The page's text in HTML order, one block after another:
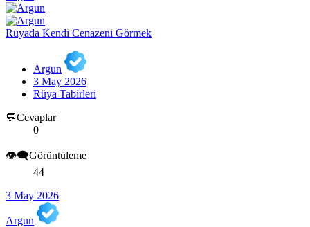
Rüyada Kendi Cenazeni Görmek
Argun
3 May 2026
Rüya Tabirleri
💬Cevaplar
0
👁️‍🗨️Görüntüleme
44
3 May 2026
Argun